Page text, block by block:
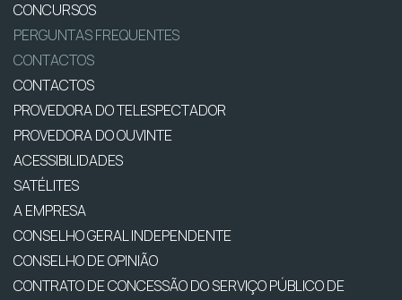
CONCURSOS
PERGUNTAS FREQUENTES
CONTACTOS
CONTACTOS
PROVEDORA DO TELESPECTADOR
PROVEDORA DO OUVINTE
ACESSIBILIDADES
SATÉLITES
A EMPRESA
CONSELHO GERAL INDEPENDENTE
CONSELHO DE OPINIÃO
CONTRATO DE CONCESSÃO DO SERVIÇO PÚBLICO DE